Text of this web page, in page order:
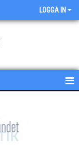
LOGGA IN